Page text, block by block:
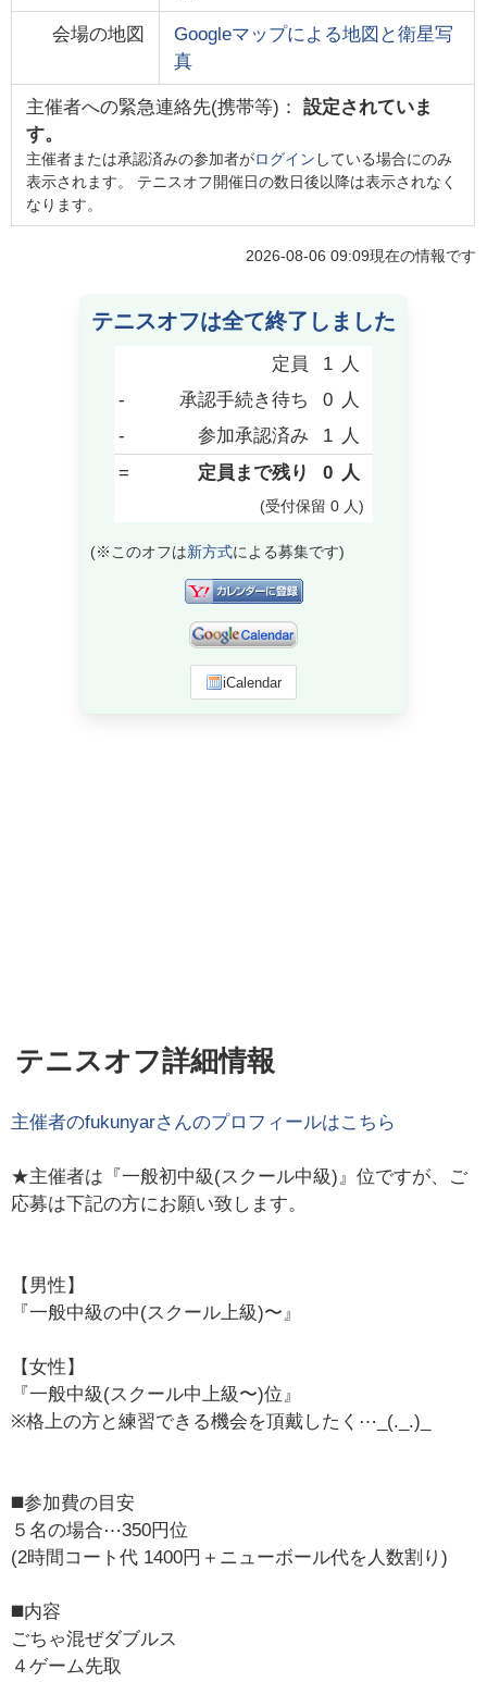
会場の地図
Googleマップによる地図と衛星写
真
主催者への緊急連絡先(携帯等)： 設定されていま
す。
主催者または承認済みの参加者がログイン している場合にのみ
表示されます。 テニスオフ開催日の数日後以降は表示されなく
なります。
2026-08-06 09:09現在の情報です
テニスオフは全て終了しました
定員 1 人
-
承認手続き待ち 0 人
-
参加承認済み 1 人
=
定員まで残り 0 人
(受付保留 0 人)
(※このオフは新方式による募集です)
iCalendar
テニスオフ詳細情報
主催者のfukunyarさんのプロフィールはこちら
★主催者は『一般初中級(スクール中級)』位ですが、ご
応募は下記の方にお願い致します。
【男性】
『一般中級の中(スクール上級)〜』
【女性】
『一般中級(スクール中上級〜)位』
※格上の方と練習できる機会を頂戴したく⋯_(._.)_
◼️参加費の目安
５名の場合⋯350円位
(2時間コート代 1400円＋ニューボール代を人数割り)
◼️内容
ごちゃ混ぜダブルス
４ゲーム先取